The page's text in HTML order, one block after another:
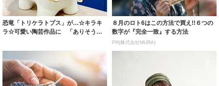
恐竜「トリケラトプス」が…☆キラキ
ラ☆可愛い陶芸作品に 「ありそうで
８月のロト6はこの方法で買え!!６つの
数字が『完全一致』する方法
PR(株式会社MURA)